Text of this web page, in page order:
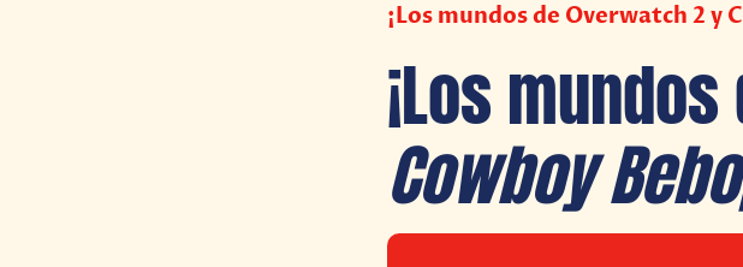
¡Los mundos de Overwatch 2 y
¡Los mundos
Cowboy